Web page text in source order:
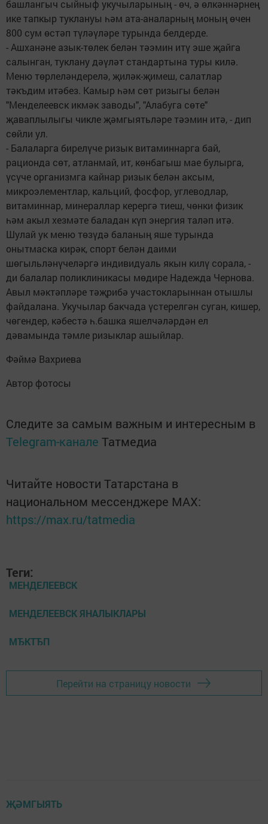
башлангыч сыйныф укучыларының - өч, ә өлкәннәрнең
ике тапкыр туклануы һәм ата-аналарның моның өчен
800 сум өстәп түләүләре турында белдерде.
- Ашханәне азык-төлек белән тәэмин итү эше җайга
салынган, туклану дәүләт стандартына туры килә.
Меню төрлеләндерелә, җиләк-җимеш, салатлар
тәкъдим итәбез. Камыр һәм сөт ризыгы белән
"Менделеевск икмәк заводы", "Алабуга сөте"
җаваплылыгы чикле җәмгыятьләре тәэмин итә, - дип
сөйли ул.
- Балаларга бирелүче ризык витаминнарга бай,
рационда сөт, атланмай, ит, көнбагыш мае булырга,
үсүче организмга кайнар ризык белән аксым,
микроэлементлар, кальций, фосфор, углеводлар,
витаминнар, минераллар керергә тиеш, чөнки физик
һәм акыл хезмәте баладан күп энергия таләп итә.
Шулай ук меню төзүдә баланың яше турында
онытмаска кирәк, спорт белән даими
шөгыльләнүчеләргә индивидуаль якын килү сорала, -
ди балалар поликлиникасы мөдире Надежда Чернова.
Авыл мәктәпләре тәҗрибә участокларыннан отышлы
файдалана. Укучылар бакчада үстерелгән суган, кишер,
чөгендер, кәбестә һ.башка яшелчәләрдән ел
дәвамында тәмле ризыклар ашыйлар.
Фәймә Вахриева
Автор фотосы
Следите за самым важным и интересным в
Telegram-канале Татмедиа
Читайте новости Татарстана в
национальном мессенджере MАХ:
https://max.ru/tatmedia
Теги:
МЕНДЕЛЕЕВСК
МЕНДЕЛЕЕВСК ЯНАЛЫКЛАРЫ
МЂКТЂП
Перейти на страницу новости
ҖӘМГЫЯТЬ